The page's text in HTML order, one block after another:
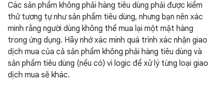
Các sản phẩm không phải hàng tiêu dùng phải được kiểm
thử tương tự như sản phẩm tiêu dùng, nhưng bạn nên xác
minh rằng người dùng không thể mua lại một mặt hàng
trong ứng dụng. Hãy nhớ xác minh quá trình xác nhận giao
dịch mua của cả sản phẩm không phải hàng tiêu dùng và
sản phẩm tiêu dùng (nếu có) vì logic để xử lý từng loại giao
dịch mua sẽ khác.